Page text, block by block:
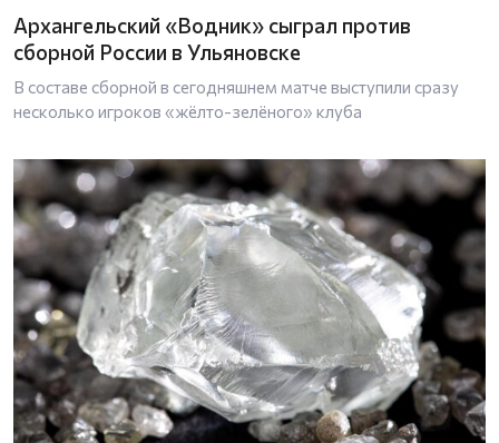
Архангельский «Водник» сыграл против
сборной России в Ульяновске
В составе сборной в сегодняшнем матче выступили сразу
несколько игроков «жёлто-зелёного» клуба